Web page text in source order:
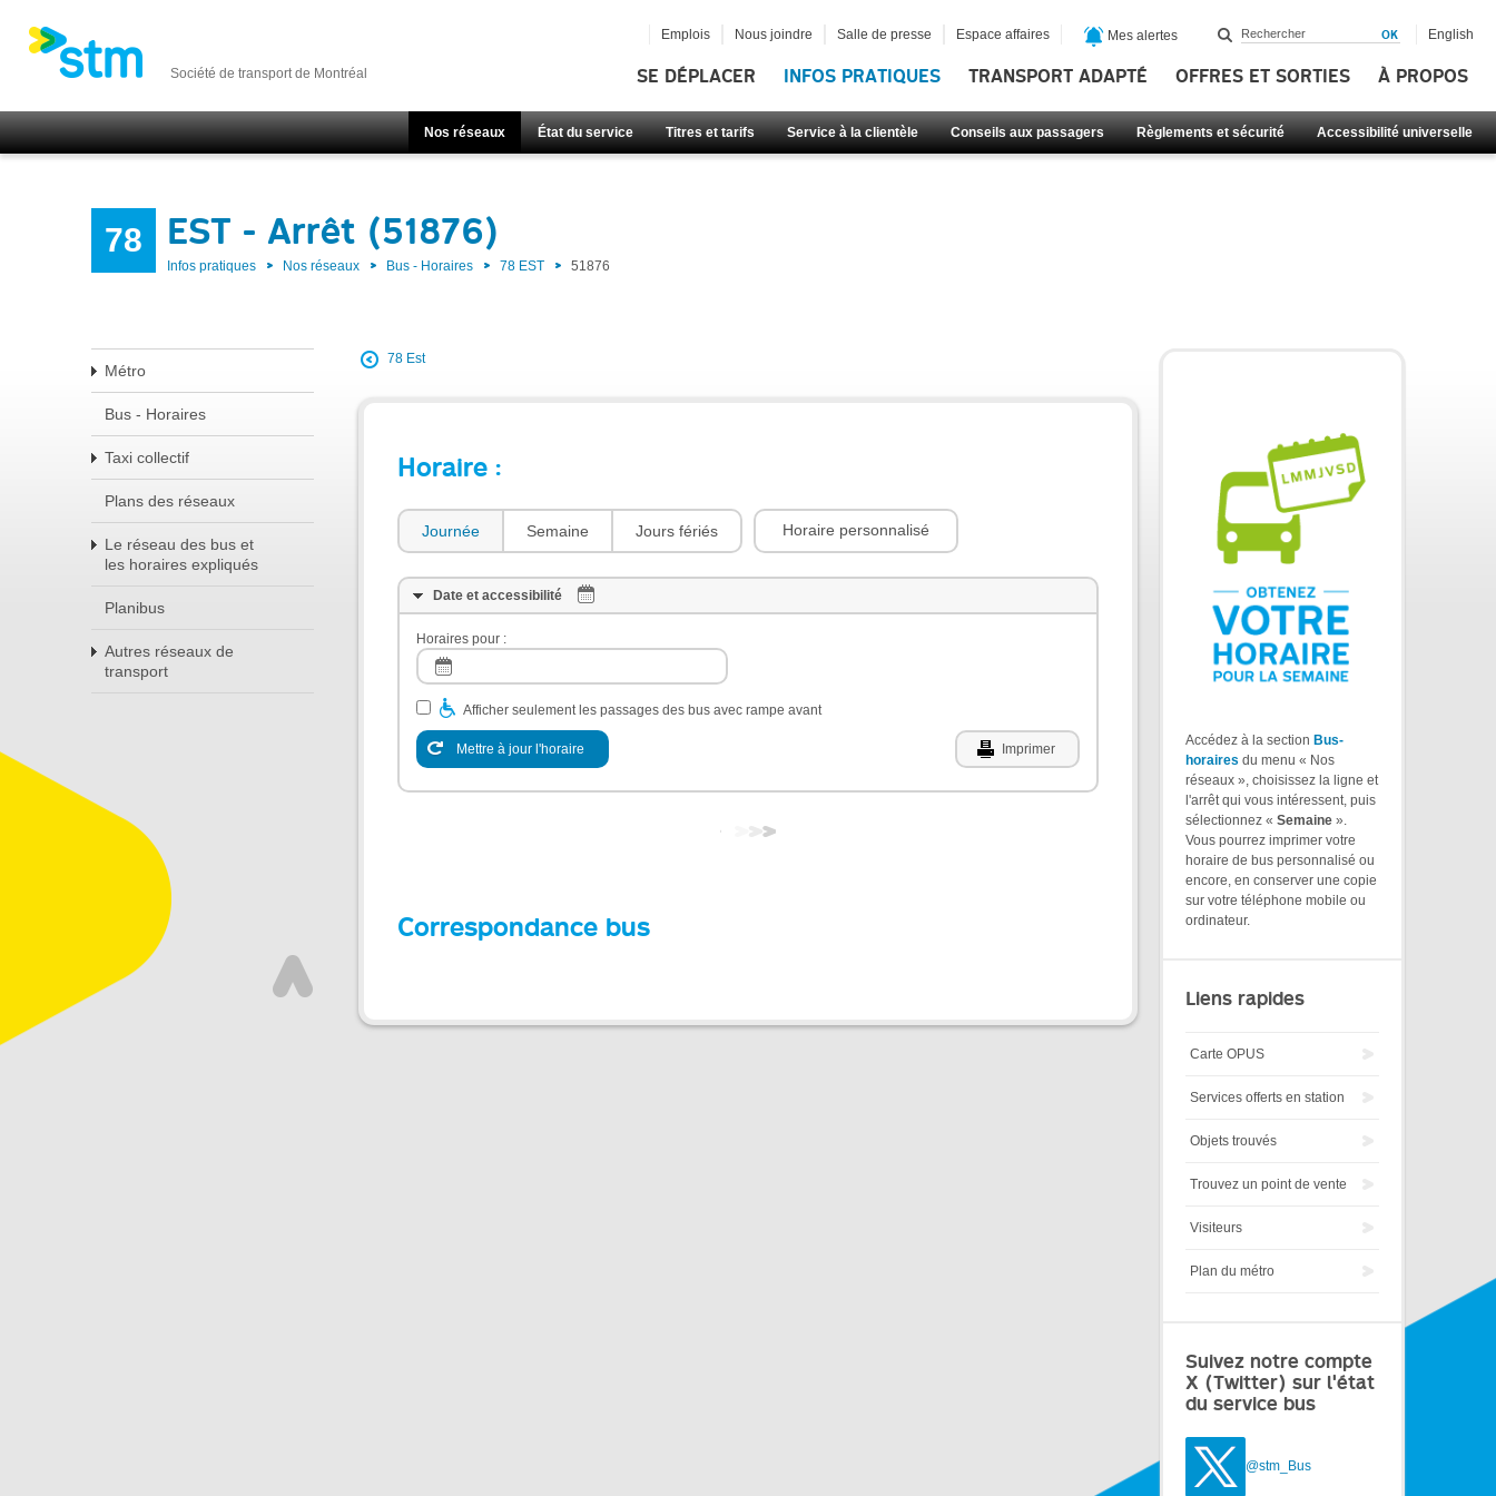
Société de transport de Montréal SE DÉPLACER INFOS PRATIQUES TRANSPORT ADAPTÉ OFFRES ET SORTIES À PROPOS
Nos réseaux État du service Titres et tarifs Service à la clientèle Conseils aux passagers Règlements et sécurité Accessibilité universelle
Emplois Nous joindre Salle de presse Espace affaires Mes alertes English
78 EST - Arrêt (51876)
Infos pratiques Nos réseaux Bus - Horaires 78 EST 51876
Métro
Bus - Horaires
Taxi collectif
Plans des réseaux
Le réseau des bus et
les horaires expliqués
Planibus
Autres réseaux de
transport
78 Est
Horaire :
Journée Semaine Jours fériés Horaire personnalisé
Date et accessibilité
Horaires pour :
Afficher seulement les passages des bus avec rampe avant
Mettre à jour l'horaire Imprimer
Correspondance bus
Accédez à la section Bus-
horaires du menu « Nos
réseaux », choisissez la ligne et
l'arrêt qui vous intéressent, puis
sélectionnez « Semaine ».
Vous pourrez imprimer votre
horaire de bus personnalisé ou
encore, en conserver une copie
sur votre téléphone mobile ou
ordinateur.
Liens rapides
Carte OPUS
Services offerts en station
Objets trouvés
Trouvez un point de vente
Visiteurs
Plan du métro
Suivez notre compte
X (Twitter) sur l'état
du service bus
@stm_Bus